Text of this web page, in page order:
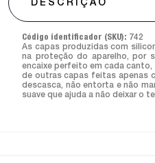
DESCRIÇÃO
Código identificador (SKU): 742
As capas produzidas com
na proteção do aparelho, por
encaixe perfeito em cada
de outras capas feitas apenas
descasca, não entorta e não
suave que ajuda a não deixar o